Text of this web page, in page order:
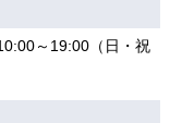
～19:00（日・祝